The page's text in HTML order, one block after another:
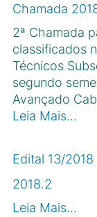
Chamada
2ª Chamada
classificados
Técnicos
segundo
Avançado
Leia Mais…
Edital 13/
2018.2
Leia Mais…